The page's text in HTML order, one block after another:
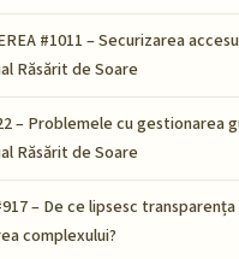
#1011 – Securizarea
Răsărit de Soare
– Problemele cu gestionarea
Răsărit de Soare
– De ce lipsesc
complexului?